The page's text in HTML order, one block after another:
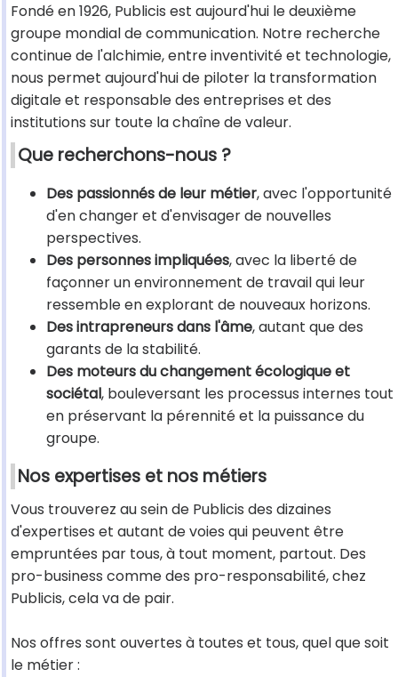
Fondé en 1926, Publicis est aujourd'hui le deuxième
groupe mondial de communication. Notre recherche
continue de l'alchimie, entre inventivité et technologie,
nous permet aujourd'hui de piloter la transformation
digitale et responsable des entreprises et des
institutions sur toute la chaîne de valeur.
Que recherchons-nous ?
Des passionnés de leur métier, avec l'opportunité
d'en changer et d'envisager de nouvelles
perspectives.
Des personnes impliquées, avec la liberté de
façonner un environnement de travail qui leur
ressemble en explorant de nouveaux horizons.
Des intrapreneurs dans l'âme, autant que des
garants de la stabilité.
Des moteurs du changement écologique et
sociétal, bouleversant les processus internes tout
en préservant la pérennité et la puissance du
groupe.
Nos expertises et nos métiers
Vous trouverez au sein de Publicis des dizaines
d'expertises et autant de voies qui peuvent être
empruntées par tous, à tout moment, partout. Des
pro-business comme des pro-responsabilité, chez
Publicis, cela va de pair.
Nos offres sont ouvertes à toutes et tous, quel que soit
le métier :